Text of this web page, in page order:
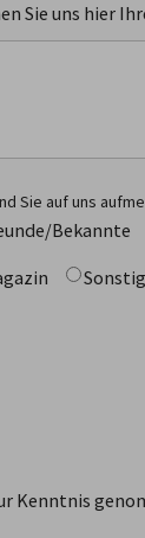
Sie uns hier
Sie auf uns
Bekannte
Kenntnis